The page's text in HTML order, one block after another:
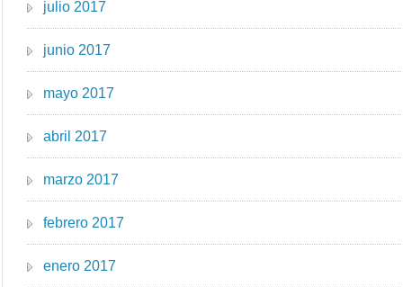
julio 2017
junio 2017
mayo 2017
abril 2017
marzo 2017
febrero 2017
enero 2017